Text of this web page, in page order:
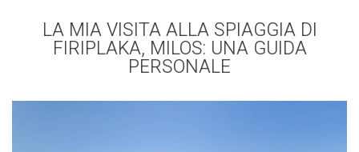
BLOG
TERMINI
LA MIA VISITA ALLA SPIAGGIA DI
FIRIPLAKA, MILOS: UNA GUIDA
PERSONALE